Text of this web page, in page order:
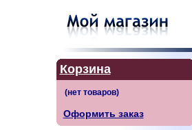
Корзина
Оформить заказ